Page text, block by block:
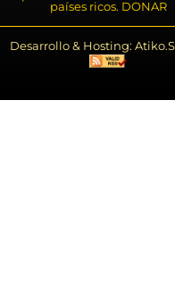
países ricos. DONAR
Desarrollo & Hosting: